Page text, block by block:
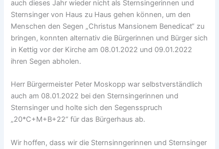
auch dieses Jahr wieder nicht als Sternsingerinnen und
Sternsinger von Haus zu Haus gehen können, um den
Menschen den Segen „Christus Mansionem Benedicat“ zu
bringen, konnten alternativ die Bürgerinnen und Bürger sich
in Kettig vor der Kirche am 08.01.2022 und 09.01.2022
ihren Segen abholen.
Herr Bürgermeister Peter Moskopp war selbstverständlich
auch am 08.01.2022 bei den Sternsingerinnen und
Sternsinger und holte sich den Segensspruch
„20*C+M+B+22“ für das Bürgerhaus ab.
Wir hoffen, dass wir die Sternsinngerinnen und Sternsinger